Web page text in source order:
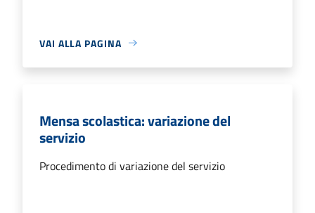
VAI ALLA PAGINA
Mensa scolastica: variazione del
servizio
Procedimento di variazione del servizio